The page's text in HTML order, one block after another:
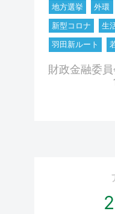
地方選挙
外環
新型コロナ
生
羽田新ルート
財政金融委